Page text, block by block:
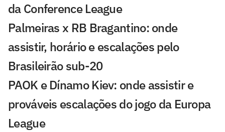
da Conference League
Palmeiras x RB Bragantino: onde
assistir, horário e escalações pelo
Brasileirão sub-20
PAOK e Dínamo Kiev: onde assistir e
prováveis escalações do jogo da Europa
League